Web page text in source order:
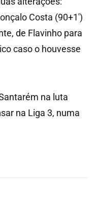
Costa (90+1′)
de Flavinho para
caso o houvesse
na luta
na Liga 3, numa